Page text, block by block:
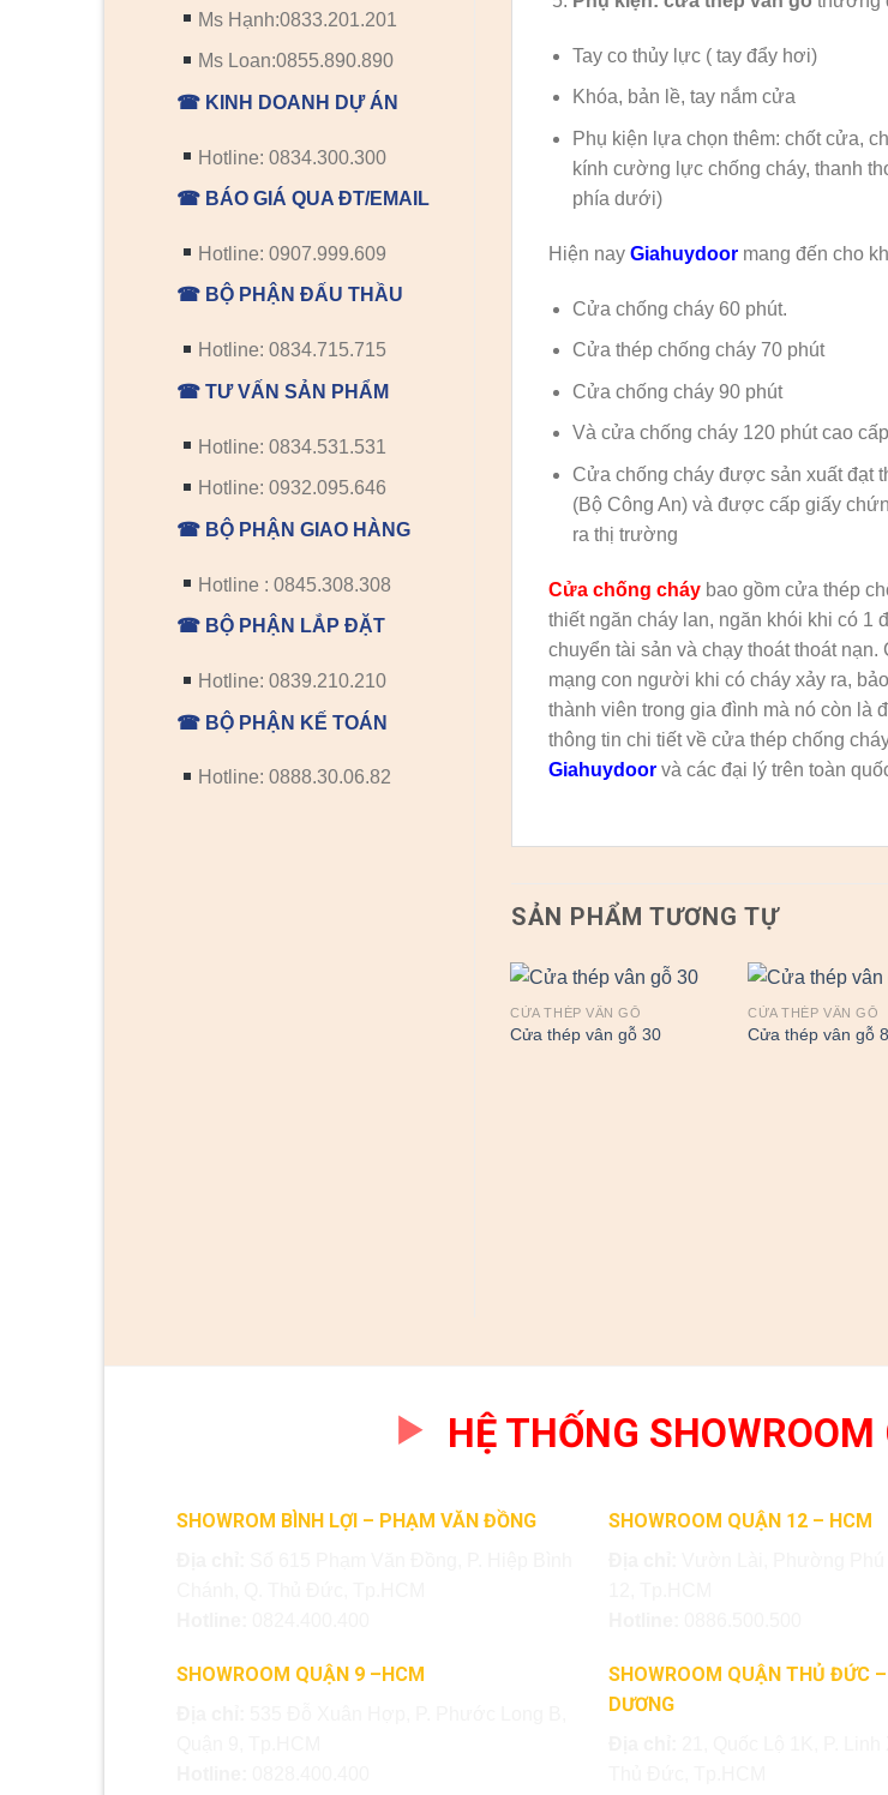
Ms Hạnh:0833.201.201
Ms Loan:0855.890.890
☎ KINH DOANH DỰ ÁN
Hotline: 0834.300.300
☎ BÁO GIÁ QUA ĐT/EMAIL
Hotline: 0907.999.609
☎ BỘ PHẬN ĐẤU THẦU
Hotline: 0834.715.715
☎ TƯ VẤN SẢN PHẨM
Hotline: 0834.531.531
Hotline: 0932.095.646
☎ BỘ PHẬN GIAO HÀNG
Hotline : 0845.308.308
☎ BỘ PHẬN LẮP ĐẶT
Hotline: 0839.210.210
☎ BỘ PHẬN KẾ TOÁN
Hotline: 0888.30.06.82
Tay co thủy lực ( tay đẩy hơi)
Khóa, bản lề, tay nắm cửa
Phụ kiện lựa chọn thêm: chốt cửa,
kính cường lực chống cháy, thanh
phía dưới)
Hiện nay Giahuydoormang đến cho
Cửa chống cháy 60 phút.
Cửa thép chống cháy 70 phút
Cửa chống cháy 90 phút
Và cửa chống cháy 120 phút cao cấp
Cửa chống cháy được sản xuất đạt
(Bộ Công An) và được cấp giấy
ra thị trường
Cửa chống cháybao gồm cửa thép
thiết ngăn cháy lan, ngăn khói khi có 1
chuyển tài sản và chạy thoát thoát
mạng con người khi có cháy xảy ra,
thành viên trong gia đình mà nó còn là
thông tin chi tiết về cửa thép chống
Giahuydoorvà các đại lý trên toàn
SẢN PHẨM TƯƠNG TỰ
CỬA THÉP VÂN GỖ
Cửa thép vân gỗ 30
CỬA THÉP VÂN GỖ
Cửa thép vân gỗ 8
HỆ THỐNG
SHOWROM BÌNH LỢI – PHẠM VĂN ĐỒNG
SHOWROOM QUẬN 9 –HCM
SHOWROOM QUẬN 12 – HCM
SHOWROOM QUẬN THỦ ĐỨC
DƯƠNG